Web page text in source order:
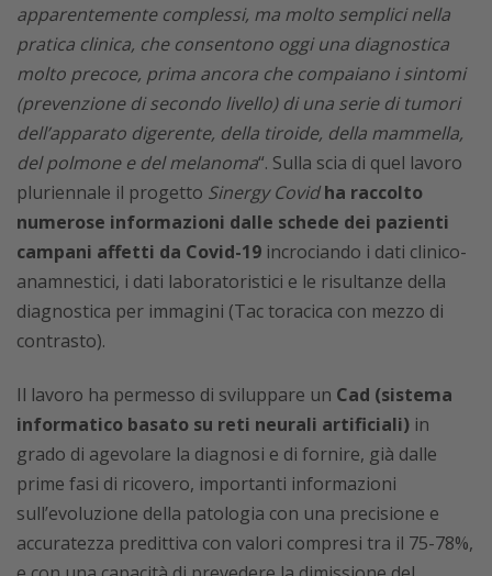
apparentemente complessi, ma molto semplici nella
pratica clinica, che consentono oggi una diagnostica
molto precoce, prima ancora che compaiano i sintomi
(prevenzione di secondo livello) di una serie di tumori
dell’apparato digerente, della tiroide, della mammella,
del polmone e del melanoma“. Sulla scia di quel lavoro
pluriennale il progetto Sinergy Covid ha raccolto
numerose informazioni dalle schede dei pazienti
campani affetti da Covid-19 incrociando i dati clinico-
anamnestici, i dati laboratoristici e le risultanze della
diagnostica per immagini (Tac toracica con mezzo di
contrasto).
Il lavoro ha permesso di sviluppare un Cad (sistema
informatico basato su reti neurali artificiali) in
grado di agevolare la diagnosi e di fornire, già dalle
prime fasi di ricovero, importanti informazioni
sull’evoluzione della patologia con una precisione e
accuratezza predittiva con valori compresi tra il 75-78%,